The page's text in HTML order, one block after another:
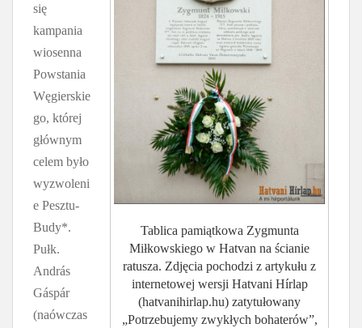
Tablica pamiątkowa Zygmunta
Miłkowskiego w Hatvan na ścianie
ratusza. Zdjęcia pochodzi z artykułu z
internetowej wersji Hatvani Hírlap
(hatvanihirlap.hu) zatytułowany
„Potrzebujemy zwykłych bohaterów”,
się
kampania
wiosenna
Powstania
Węgierskie
go, której
głównym
celem było
wyzwoleni
e Pesztu-
Budy*.
Pułk.
András
Gáspár
(naówczas